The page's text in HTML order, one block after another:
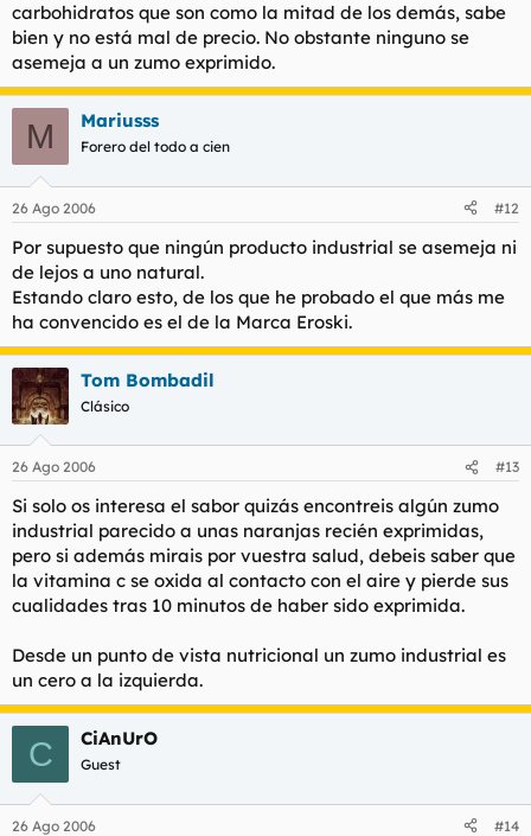
carbohidratos que son como la mitad de los demás, sabe
bien y no está mal de precio. No obstante ninguno se
asemeja a un zumo exprimido.
M Mariusss
Forero del todo a cien
26 Ago 2006 #12
Por supuesto que ningún producto industrial se asemeja ni
de lejos a uno natural.
Estando claro esto, de los que he probado el que más me
ha convencido es el de la Marca Eroski.
Tom Bombadil
Clásico
26 Ago 2006 #13
Si solo os interesa el sabor quizás encontreis algún zumo
industrial parecido a unas naranjas recién exprimidas,
pero si además mirais por vuestra salud, debeis saber que
la vitamina c se oxida al contacto con el aire y pierde sus
cualidades tras 10 minutos de haber sido exprimida.
Desde un punto de vista nutricional un zumo industrial es
un cero a la izquierda.
C CiAnUrO
Guest
26 Ago 2006 #14